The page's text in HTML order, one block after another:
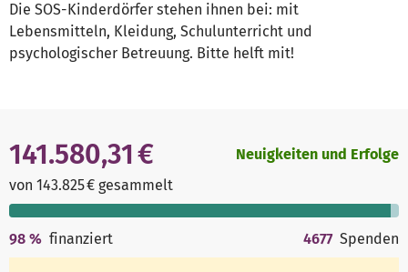
Die SOS-Kinderdörfer stehen ihnen bei: mit
Lebensmitteln, Kleidung, Schulunterricht und
psychologischer Betreuung. Bitte helft mit!
141.580,31 €
von 143.825 € gesammelt
Neuigkeiten und Erfolge
98 % finanziert 4677 Spenden